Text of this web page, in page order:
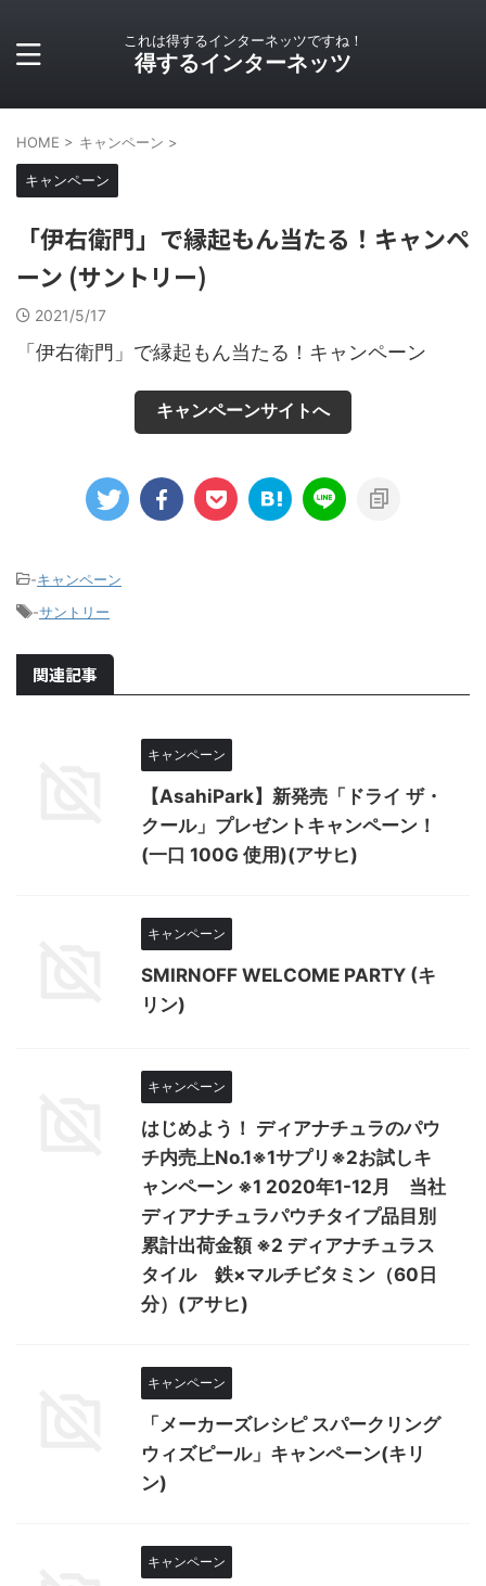
これは得するインターネッツですね！
得するインターネッツ
HOME > キャンペーン >
キャンペーン
「伊右衛門」で縁起もん当たる！キャンペ
ーン (サントリー)
2021/5/17
「伊右衛門」で縁起もん当たる！キャンペーン
キャンペーンサイトへ
-キャンペーン
-サントリー
関連記事
キャンペーン
【AsahiPark】新発売「ドライ ザ・
クール」プレゼントキャンペーン！
(一口 100G 使用)(アサヒ)
キャンペーン
SMIRNOFF WELCOME PARTY (キ
リン)
キャンペーン
はじめよう！ ディアナチュラのパウ
チ内売上No.1※1サプリ※2お試しキ
ャンペーン ※1 2020年1-12月 当社
ディアナチュラパウチタイプ品目別
累計出荷金額 ※2 ディアナチュラス
タイル 鉄×マルチビタミン（60日
分）(アサヒ)
キャンペーン
「メーカーズレシピ スパークリング
ウィズピール」キャンペーン(キリ
ン)
キャンペーン